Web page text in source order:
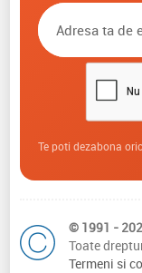
Te poti dezabona
© 1991 -
Toate
Termeni si